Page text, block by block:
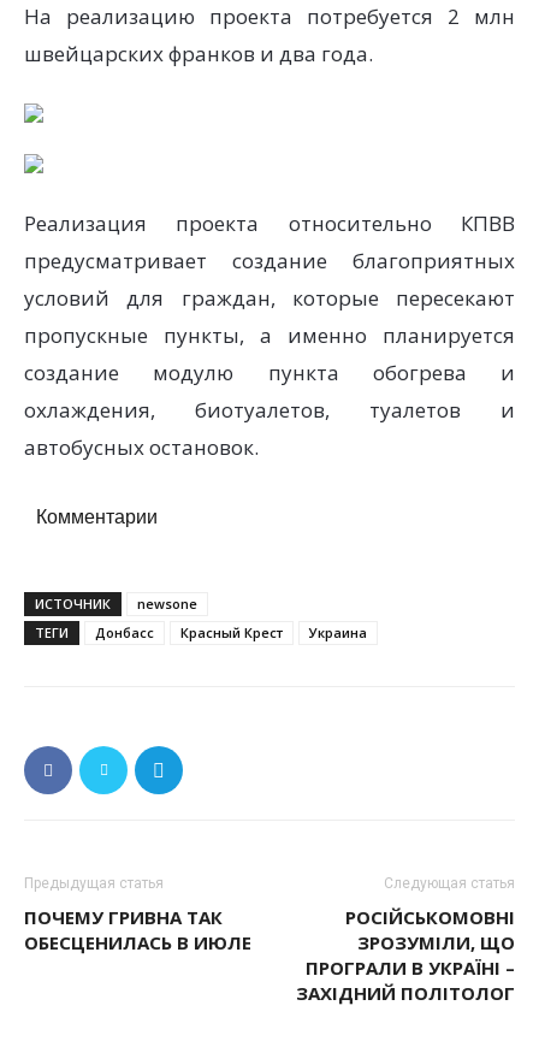
На реализацию проекта потребуется 2 млн
швейцарских франков и два года.
Реализация проекта относительно КПВВ
предусматривает создание благоприятных
условий для граждан, которые пересекают
пропускные пункты, а именно планируется
создание модулю пункта обогрева и
охлаждения, биотуалетов, туалетов и
автобусных остановок.
Комментарии
ИСТОЧНИК
newsone
ТЕГИ
Донбасс Красный Крест Украина
Предыдущая статья
ПОЧЕМУ ГРИВНА ТАК
ОБЕСЦЕНИЛАСЬ В ИЮЛЕ
Следующая статья
РОСІЙСЬКОМОВНІ
ЗРОЗУМІЛИ, ЩО
ПРОГРАЛИ В УКРАЇНІ –
ЗАХІДНИЙ ПОЛІТОЛОГ